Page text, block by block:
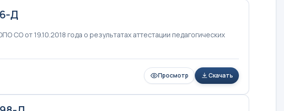
Д
от 19.10.2018 года о результатах аттестации педагогических
Просмотр Скачать